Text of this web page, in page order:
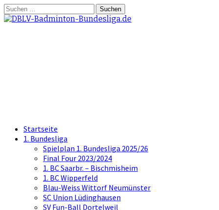
Springe
zum
Suchen
nach:
Startseite
1. Bundesliga
Spielplan 1. Bundesliga 2025/26
Final Four 2023/2024
1. BC Saarbr. – Bischmisheim
1. BC Wipperfeld
Blau-Weiss Wittorf Neumünster
SC Union Lüdinghausen
SV Fun-Ball Dortelweil